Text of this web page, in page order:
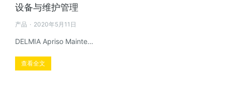
设备与维护管理
产品 2020年5月11日
DELMIA Apriso Mainte…
查看全文